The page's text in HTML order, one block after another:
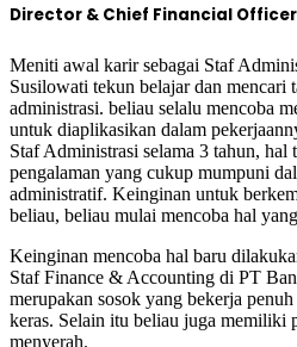
Director & Chief Financial Officer
Meniti awal karir sebagai Staf
Susilowati tekun belajar dan mencari
administrasi. beliau selalu mencoba
untuk diaplikasikan dalam
Staf Administrasi selama 3 tahun, hal
pengalaman yang cukup mumpuni
administratif. Keinginan untuk
beliau, beliau mulai mencoba hal
Keinginan mencoba hal baru
Staf Finance & Accounting di PT
merupakan sosok yang bekerja
keras. Selain itu beliau juga memiliki
menyerah.